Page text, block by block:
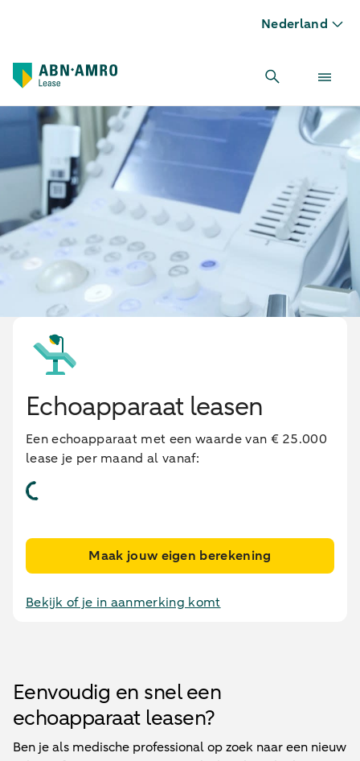
Nederland
Echoapparaat leasen
Een echoapparaat met een waarde van € 25.000
lease je per maand al vanaf:
Maak jouw eigen berekening
Bekijk of je in aanmerking komt
Eenvoudig en snel een
echoapparaat leasen?
Ben je als medische professional op zoek naar een nieuw